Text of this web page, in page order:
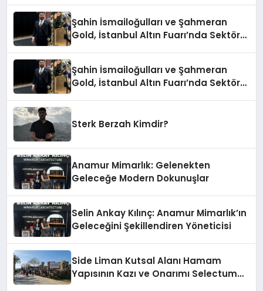
Şahin İsmailoğulları ve Şahmeran
Gold, İstanbul Altın Fuarı’nda Sektöre
Şahin İsmailoğulları ve Şahmeran
Gold, İstanbul Altın Fuarı’nda Sektöre
Sterk Berzah Kimdir?
Anamur Mimarlık: Gelenekten
Geleceğe Modern Dokunuşlar
Selin Ankay Kılınç: Anamur Mimarlık’ın
Geleceğini Şekillendiren Yöneticisi
Side Liman Kutsal Alanı Hamam
Yapısının Kazı ve Onarımı Selectum